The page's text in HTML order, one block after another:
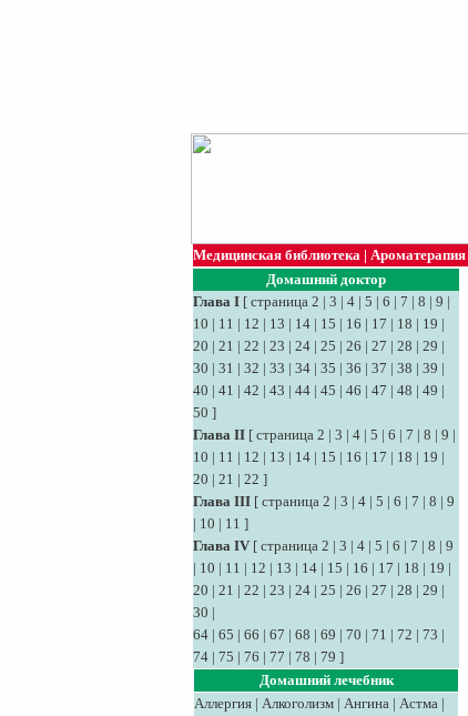
Медицинская библиотека | Ароматерапия
Домашний доктор
Глава I [ страница 2 | 3 | 4 | 5 | 6 | 7 | 8 | 9 |
10 | 11 | 12 | 13 | 14 | 15 | 16 | 17 | 18 | 19 |
20 | 21 | 22 | 23 | 24 | 25 | 26 | 27 | 28 | 29 |
30 | 31 | 32 | 33 | 34 | 35 | 36 | 37 | 38 | 39 |
40 | 41 | 42 | 43 | 44 | 45 | 46 | 47 | 48 | 49 |
50 ]
Глава II [ страница 2 | 3 | 4 | 5 | 6 | 7 | 8 | 9 |
10 | 11 | 12 | 13 | 14 | 15 | 16 | 17 | 18 | 19 |
20 | 21 | 22 ]
Глава III [ страница 2 | 3 | 4 | 5 | 6 | 7 | 8 | 9
| 10 | 11 ]
Глава IV [ страница 2 | 3 | 4 | 5 | 6 | 7 | 8 | 9
| 10 | 11 | 12 | 13 | 14 | 15 | 16 | 17 | 18 | 19 |
20 | 21 | 22 | 23 | 24 | 25 | 26 | 27 | 28 | 29 |
30 |
64 | 65 | 66 | 67 | 68 | 69 | 70 | 71 | 72 | 73 |
74 | 75 | 76 | 77 | 78 | 79 ]
Домашний лечебник
Аллергия | Алкоголизм | Ангина | Астма |